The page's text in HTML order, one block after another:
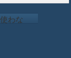
わな